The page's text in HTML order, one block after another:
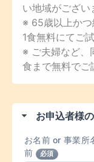
い地域がござい
※ 65歳以上か
1食無料にてご
※ ご夫婦など、
食まで無料でご
お申込者様
お名前 or 事業所
前
必須